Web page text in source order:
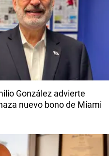
González advierte
nuevo bono de Miami